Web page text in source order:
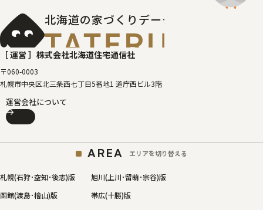
北海道の家づくりデータベース
［ 運営 ］ 株式会社北海道住宅通信社
〒060-0003
札幌市中央区北三条西七丁目5番地1 道庁西ビル3階
運営会社について
AREA エリアを切り替える
札幌(石狩･空知･後志)版
旭川(上川･留萌･宗谷)版
函館(渡島･檜山)版
帯広(十勝)版